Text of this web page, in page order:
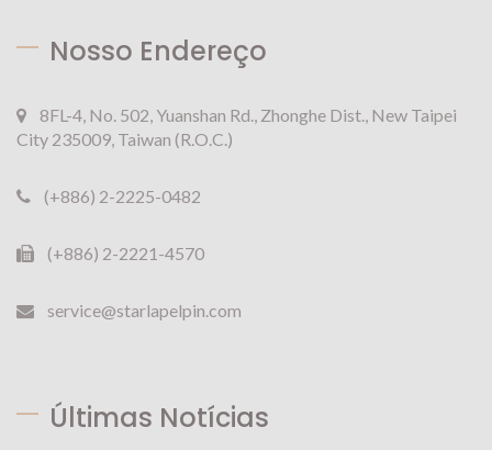
Nosso Endereço
8FL-4, No. 502, Yuanshan Rd., Zhonghe Dist., New Taipei
City 235009, Taiwan (R.O.C.)
(+886) 2-2225-0482
(+886) 2-2221-4570
service@starlapelpin.com
Últimas Notícias